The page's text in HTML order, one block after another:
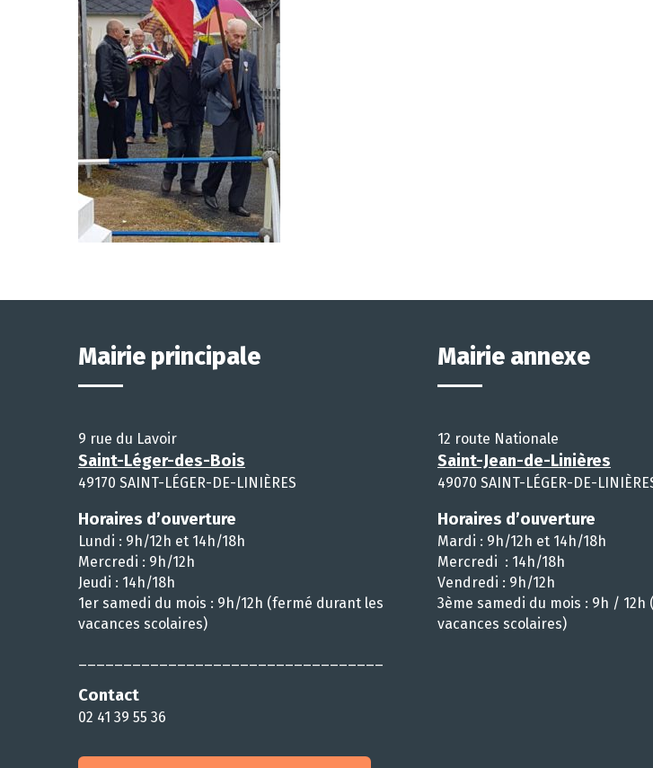
Mairie principale
9 rue du Lavoir
Saint-Léger-des-Bois
49170 SAINT-LÉGER-DE-LINIÈRES
Horaires d’ouverture
Lundi : 9h/12h et 14h/18h
Mercredi : 9h/12h
Jeudi : 14h/18h
1er samedi du mois : 9h/12h (fermé durant les
vacances scolaires)
Contact
02 41 39 55 36
Mairie annexe
12 route Nationale
Saint-Jean-de-Linières
49070 SAINT-LÉGER-DE-
Horaires d’ouverture
Mardi : 9h/12h et 14h/18h
Mercredi : 14h/18h
Vendredi : 9h/12h
3ème samedi du mois : 9h /
vacances scolaires)